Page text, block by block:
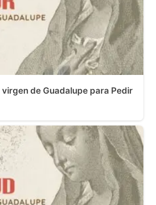
virgen de Guadalupe para Pedir